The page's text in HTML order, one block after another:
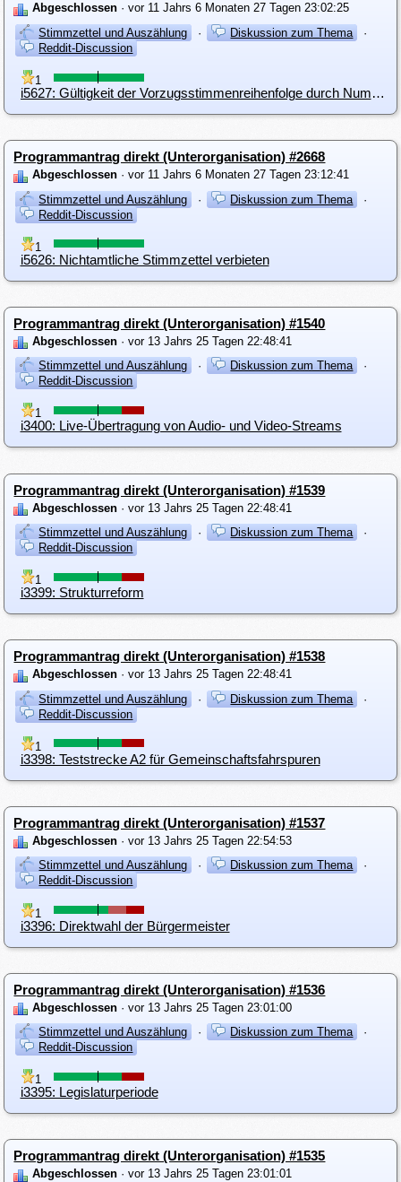
Abgeschlossen · vor 11 Jahrs 6 Monaten 27 Tagen 23:02:25
Stimmzettel und Auszählung
· Diskussion zum Thema
·
Reddit-Discussion
1
i5627: Gültigkeit der Vorzugsstimmenreihenfolge durch Nummerierung
Programmantrag direkt (Unterorganisation) #2668
Abgeschlossen · vor 11 Jahrs 6 Monaten 27 Tagen 23:12:41
Stimmzettel und Auszählung
· Diskussion zum Thema
·
Reddit-Discussion
1
i5626: Nichtamtliche Stimmzettel verbieten
Programmantrag direkt (Unterorganisation) #1540
Abgeschlossen · vor 13 Jahrs 25 Tagen 22:48:41
Stimmzettel und Auszählung
· Diskussion zum Thema
·
Reddit-Discussion
1
i3400: Live-Übertragung von Audio- und Video-Streams
Programmantrag direkt (Unterorganisation) #1539
Abgeschlossen · vor 13 Jahrs 25 Tagen 22:48:41
Stimmzettel und Auszählung
· Diskussion zum Thema
·
Reddit-Discussion
1
i3399: Strukturreform
Programmantrag direkt (Unterorganisation) #1538
Abgeschlossen · vor 13 Jahrs 25 Tagen 22:48:41
Stimmzettel und Auszählung
· Diskussion zum Thema
·
Reddit-Discussion
1
i3398: Teststrecke A2 für Gemeinschaftsfahrspuren
Programmantrag direkt (Unterorganisation) #1537
Abgeschlossen · vor 13 Jahrs 25 Tagen 22:54:53
Stimmzettel und Auszählung
· Diskussion zum Thema
·
Reddit-Discussion
1
i3396: Direktwahl der Bürgermeister
Programmantrag direkt (Unterorganisation) #1536
Abgeschlossen · vor 13 Jahrs 25 Tagen 23:01:00
Stimmzettel und Auszählung
· Diskussion zum Thema
·
Reddit-Discussion
1
i3395: Legislaturperiode
Programmantrag direkt (Unterorganisation) #1535
Abgeschlossen · vor 13 Jahrs 25 Tagen 23:01:01